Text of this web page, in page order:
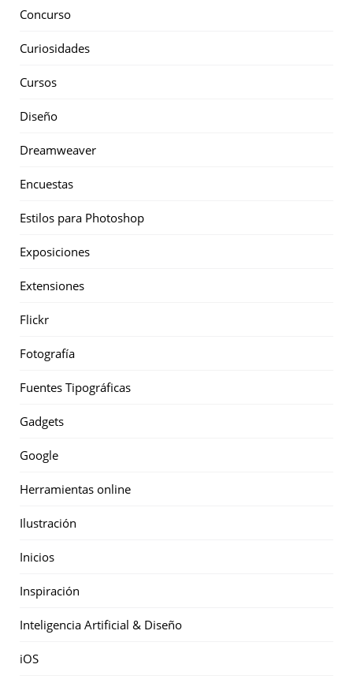
Concurso
Curiosidades
Cursos
Diseño
Dreamweaver
Encuestas
Estilos para Photoshop
Exposiciones
Extensiones
Flickr
Fotografía
Fuentes Tipográficas
Gadgets
Google
Herramientas online
Ilustración
Inicios
Inspiración
Inteligencia Artificial & Diseño
iOS